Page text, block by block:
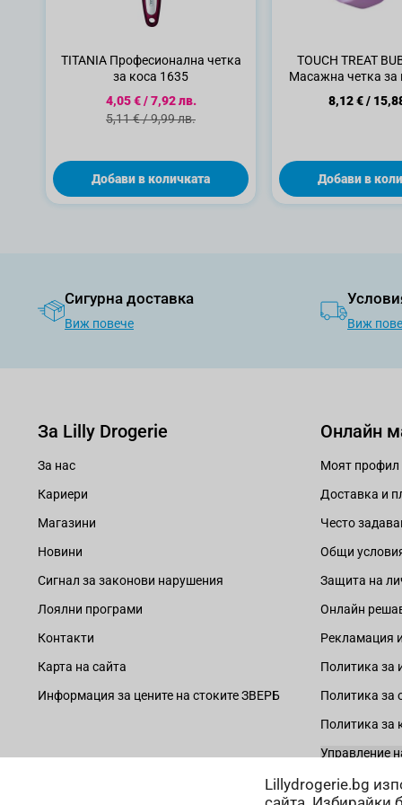
Lillydrogerie.bg
TITANIA Професионална четка
за коса 1635
Специална цена
4,05 €/7,92 лв.
Стандартна цена
5,11 €/9,99 лв.
Добави в количката
TOUCH TREAT
Масажна четка
8,12 €/
Добави в
Сигурна доставка
Виж повече Виж
За Lilly Drogerie
За нас
Кариери
Магазини
Новини
Сигнал за законови нарушения
Лоялни програми
Контакти
Карта на сайта
Информация за цените на стоките ЗВЕРБ
Онлайн
Моят профил
Доставка и
Често
Общи
Защита на
Онлайн
Рекламация
Политика за
Политика за
Политика за
Управление